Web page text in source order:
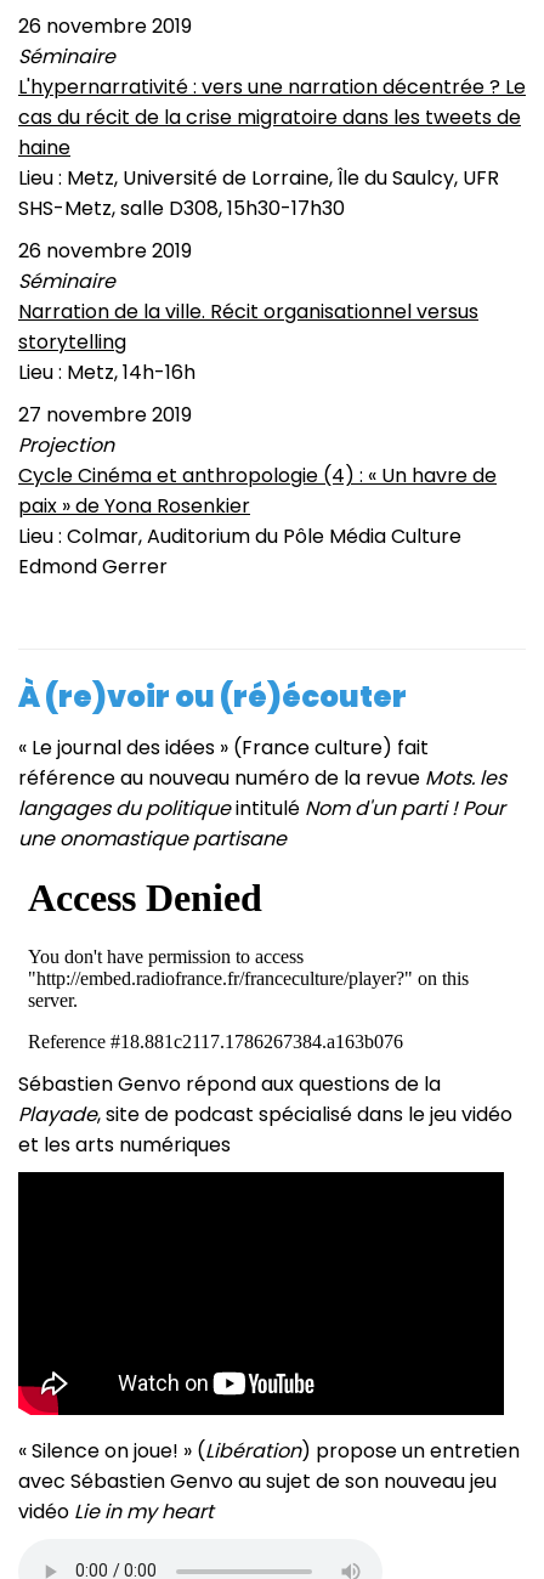
26 novembre 2019
Séminaire
L'hypernarrativité : vers une narration décentrée ? Le
cas du récit de la crise migratoire dans les tweets de
haine
Lieu : Metz, Université de Lorraine, Île du Saulcy, UFR
SHS-Metz, salle D308, 15h30-17h30
26 novembre 2019
Séminaire
Narration de la ville. Récit organisationnel versus
storytelling
Lieu : Metz, 14h-16h
27 novembre 2019
Projection
Cycle Cinéma et anthropologie (4) : « Un havre de
paix » de Yona Rosenkier
Lieu : Colmar, Auditorium du Pôle Média Culture
Edmond Gerrer
À (re)voir ou (ré)écouter
« Le journal des idées » (France culture) fait
référence au nouveau numéro de la revue Mots. les
langages du politiqueintitulé Nom d'un parti ! Pour
une onomastique partisane
Sébastien Genvo répond aux questions de la
Playade, site de podcast spécialisé dans le jeu vidéo
et les arts numériques
« Silence on joue! » (Libération) propose un entretien
avec Sébastien Genvo au sujet de son nouveau jeu
vidéo Lie in my heart